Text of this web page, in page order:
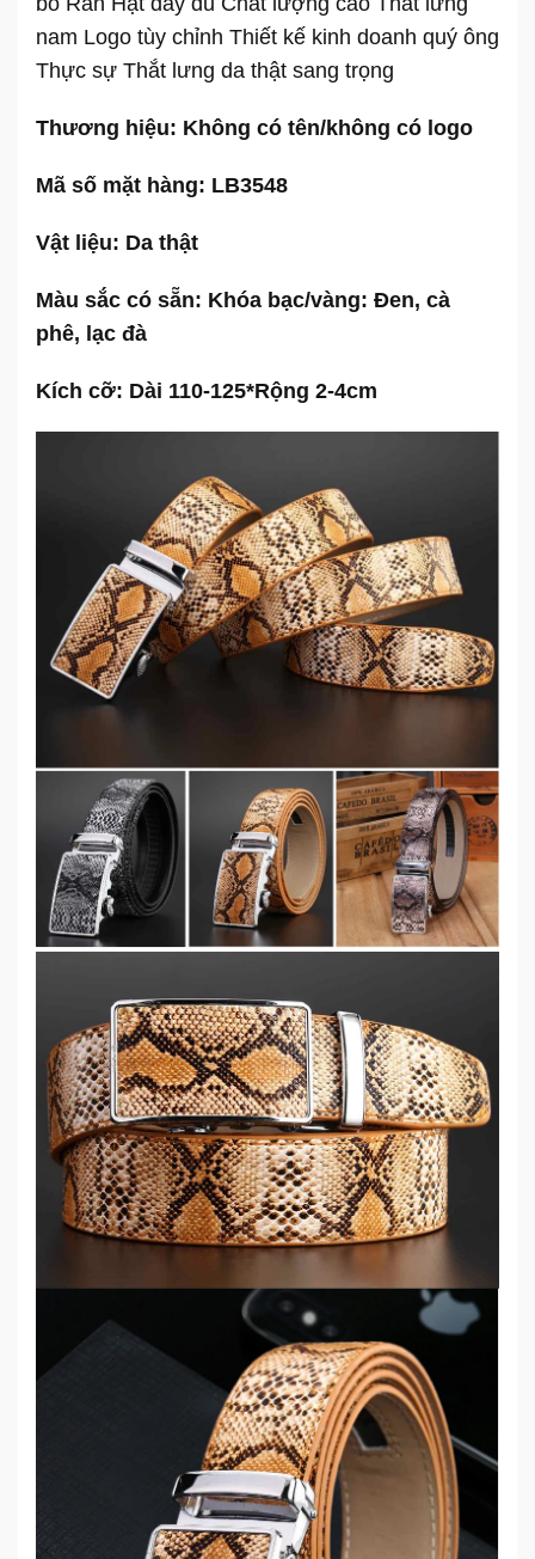
nam Logo tùy chỉnh Thiết kế kinh doanh quý ông
Thực sự Thắt lưng da thật sang trọng
Thương hiệu: Không có tên/không có logo
Mã số mặt hàng: LB3548
Vật liệu: Da thật
Màu sắc có sẵn: Khóa bạc/vàng: Đen, cà
phê, lạc đà
Kích cỡ: Dài 110-125*Rộng 2-4cm